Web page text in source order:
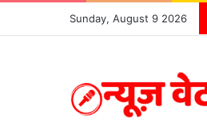
Sunday, August 9 2026